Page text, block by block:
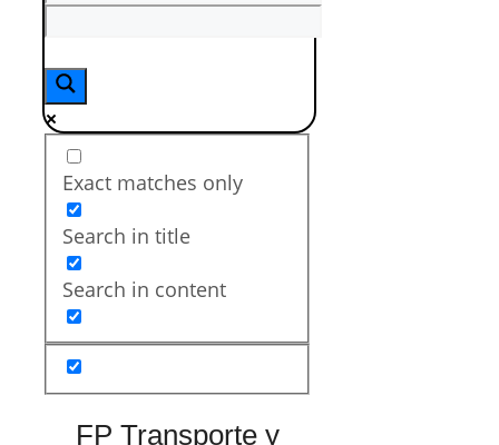
Exact matches only
Search in title
Search in content
FP Transporte y